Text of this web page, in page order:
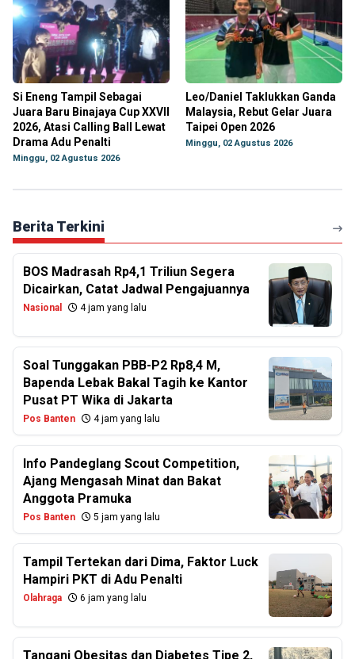
Si Eneng Tampil Sebagai
Juara Baru Binajaya Cup XXVII
2026, Atasi Calling Ball Lewat
Drama Adu Penalti
Minggu, 02 Agustus 2026
Leo/Daniel Taklukkan Ganda
Malaysia, Rebut Gelar Juara
Taipei Open 2026
Minggu, 02 Agustus 2026
Berita Terkini
BOS Madrasah Rp4,1 Triliun Segera
Dicairkan, Catat Jadwal Pengajuannya
Nasional 4 jam yang lalu
Soal Tunggakan PBB-P2 Rp8,4 M,
Bapenda Lebak Bakal Tagih ke Kantor
Pusat PT Wika di Jakarta
Pos Banten 4 jam yang lalu
Info Pandeglang Scout Competition,
Ajang Mengasah Minat dan Bakat
Anggota Pramuka
Pos Banten 5 jam yang lalu
Tampil Tertekan dari Dima, Faktor Luck
Hampiri PKT di Adu Penalti
Olahraga 6 jam yang lalu
Tangani Obesitas dan Diabetes Tipe 2,